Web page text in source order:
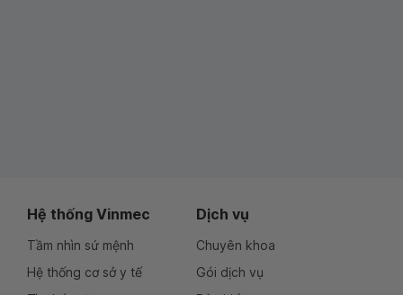
Hệ thống Vinmec
Tầm nhìn sứ mệnh
Hệ thống cơ sở y tế
Dịch vụ
Chuyên khoa
Gói dịch vụ